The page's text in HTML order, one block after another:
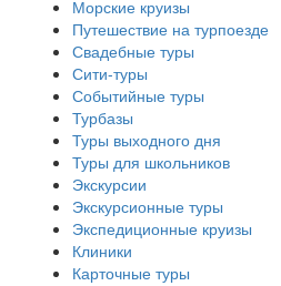
Морские круизы
Путешествие на турпоезде
Свадебные туры
Сити-туры
Событийные туры
Турбазы
Туры выходного дня
Туры для школьников
Экскурсии
Экскурсионные туры
Экспедиционные круизы
Клиники
Карточные туры